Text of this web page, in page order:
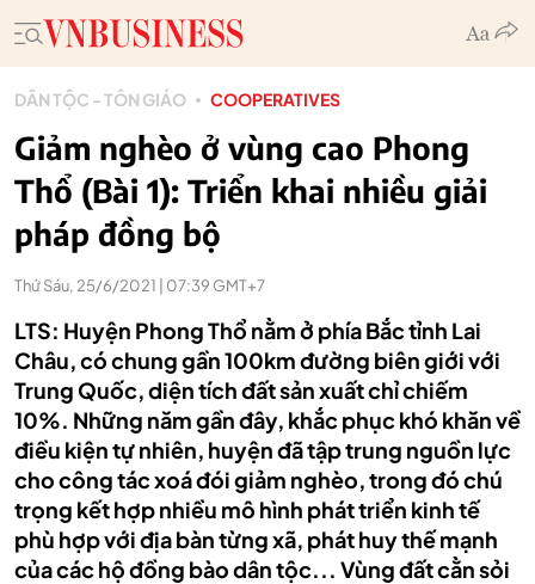
DÂN TỘC - TÔN GIÁO COOPERATIVES
Giảm nghèo ở vùng cao Phong
Thổ (Bài 1): Triển khai nhiều giải
pháp đồng bộ
Thứ Sáu, 25/6/2021 | 07:39 GMT+7
LTS: Huyện Phong Thổ nằm ở phía Bắc tỉnh Lai
Châu, có chung gần 100km đường biên giới với
Trung Quốc, diện tích đất sản xuất chỉ chiếm
10%. Những năm gần đây, khắc phục khó khăn về
điều kiện tự nhiên, huyện đã tập trung nguồn lực
cho công tác xoá đói giảm nghèo, trong đó chú
trọng kết hợp nhiều mô hình phát triển kinh tế
phù hợp với địa bàn từng xã, phát huy thế mạnh
của các hộ đồng bào dân tộc... Vùng đất cằn sỏi